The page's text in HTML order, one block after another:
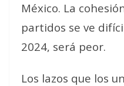
México. La
partidos se ve
2024, será peor.
Los lazos que los